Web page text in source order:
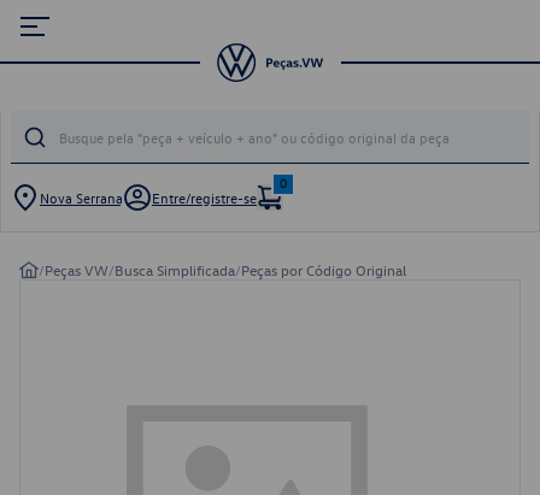
Nova Serrana Entre/registre-se
0
/Peças VW/Busca Simplificada/Peças por Código Original